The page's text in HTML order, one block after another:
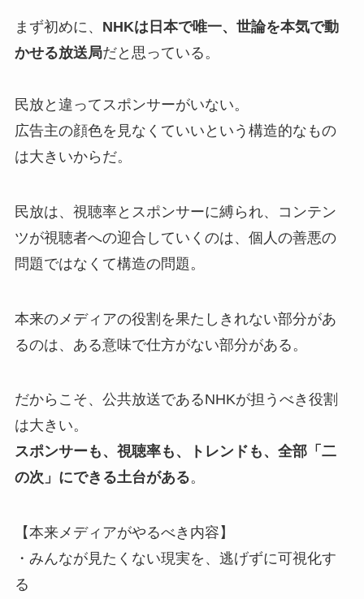
まず初めに、 NHKは日本で唯一、世論を本気で動
かせる放送局だと思っている。
民放と違ってスポンサーがいない。
広告主の顔色を見なくていいという構造的なもの
は大きいからだ。
民放は、視聴率とスポンサーに縛られ、コンテン
ツが視聴者への迎合していくのは、個人の善悪の
問題ではなくて構造の問題。
本来のメディアの役割を果たしきれない部分があ
るのは、ある意味で仕方がない部分がある。
だからこそ、公共放送であるNHKが担うべき役割
は大きい。
スポンサーも、視聴率も、トレンドも、全部「二
の次」にできる土台がある。
【本来メディアがやるべき内容】
・みんなが見たくない現実を、逃げずに可視化す
る